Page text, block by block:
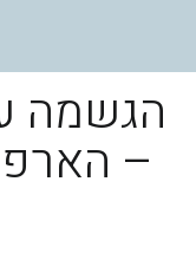
הגשמה
–